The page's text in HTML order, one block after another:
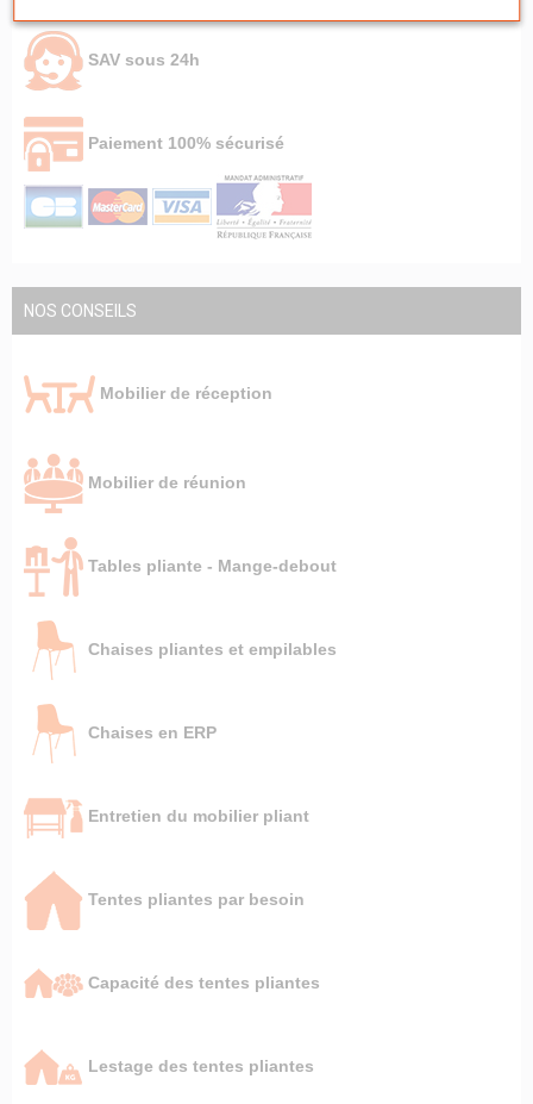
SAV sous 24h
Paiement 100% sécurisé
NOS CONSEILS
Mobilier de réception
Mobilier de réunion
Tables pliante - Mange-debout
Chaises pliantes et empilables
Chaises en ERP
Entretien du mobilier pliant
Tentes pliantes par besoin
Capacité des tentes pliantes
Lestage des tentes pliantes